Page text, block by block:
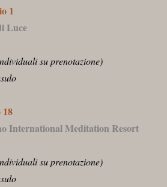
1
Luce
su prenotazione)
18
International Meditation Resort
su prenotazione)